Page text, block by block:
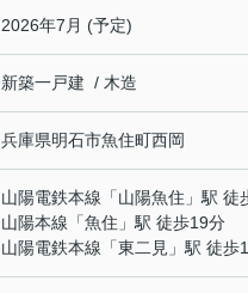
2026年7月 (予定)
新築一戸建 / 木造
兵庫県明石市魚住町西岡
山陽電鉄本線 「山陽魚住 」駅 徒
山陽本線 「魚住 」駅 徒歩19分
山陽電鉄本線 「東二見 」駅 徒歩